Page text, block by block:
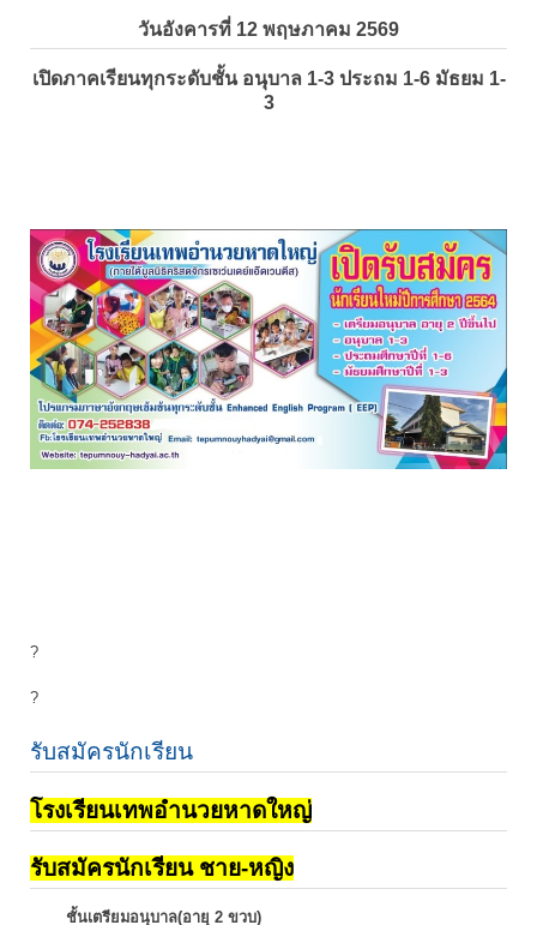
วันอังคารที่ 12 พฤษภาคม 2569
เปิดภาคเรียนทุกระดับชั้น อนุบาล 1-3 ประถม 1-6 มัธยม 1-
3
?
?
รับสมัครนักเรียน
โรงเรียนเทพอำนวยหาดใหญ่
รับสมัครนักเรียน ชาย-หญิง
ชั้นเตรียมอนุบาล(อายุ 2 ขวบ)